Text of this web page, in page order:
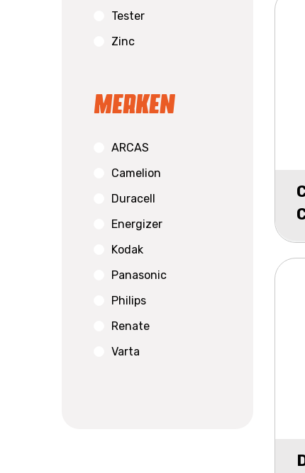
Tester
Zinc
Merken
ARCAS
Camelion
Duracell
Energizer
Kodak
Panasonic
Philips
Renate
Varta